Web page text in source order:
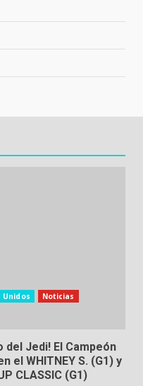
Unidos
Noticias
del Jedi! El Campeón
el WHITNEY S. (G1) y
CLASSIC (G1)